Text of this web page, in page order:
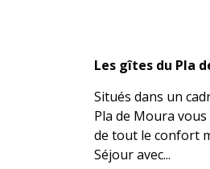
Les gîtes du Pla
Situés dans un
Pla de Moura
de tout le confort
Séjour avec...